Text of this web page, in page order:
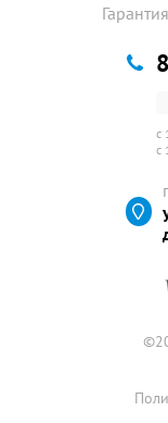
Гарантия
с
с